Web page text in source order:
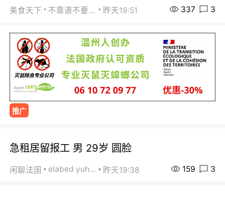
美食天下 不靠谱不要联系 昨天19:51 337 3
推广
急租居留报工 男 29岁 圆脸
闲聊法国 elabed yuhua 昨天19:38 159 3